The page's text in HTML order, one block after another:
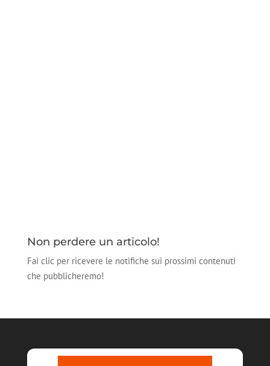
Non perdere un articolo!
Fai clic per ricevere le notifiche sui prossimi contenuti
che pubblicheremo!